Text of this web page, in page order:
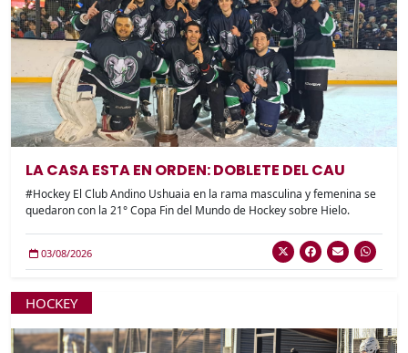
LA CASA ESTA EN ORDEN: DOBLETE DEL CAU
#Hockey El Club Andino Ushuaia en la rama masculina y femenina se
quedaron con la 21° Copa Fin del Mundo de Hockey sobre Hielo.
03/08/2026
HOCKEY